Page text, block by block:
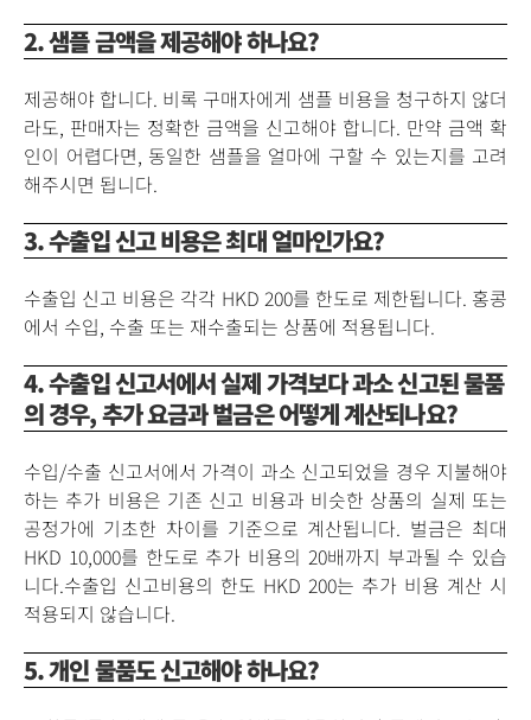
2. 샘플 금액을 제공해야 하나요?
제공해야 합니다. 비록 구매자에게 샘플 비용을 청구하지 않더
라도, 판매자는 정확한 금액을 신고해야 합니다. 만약 금액 확
인이 어렵다면, 동일한 샘플을 얼마에 구할 수 있는지를 고려
해주시면 됩니다.
3. 수출입 신고 비용은 최대 얼마인가요?
수출입 신고 비용은 각각 HKD 200를 한도로 제한됩니다. 홍콩
에서 수입, 수출 또는 재수출되는 상품에 적용됩니다.
4. 수출입 신고서에서 실제 가격보다 과소 신고된 물품
의 경우, 추가 요금과 벌금은 어떻게 계산되나요?
수입/수출 신고서에서 가격이 과소 신고되었을 경우 지불해야
하는 추가 비용은 기존 신고 비용과 비슷한 상품의 실제 또는
공정가에 기초한 차이를 기준으로 계산됩니다. 벌금은 최대
HKD 10,000를 한도로 추가 비용의 20배까지 부과될 수 있습
니다. ​수출입 신고비용의 한도 HKD 200는 추가 비용 계산 시
적용되지 않습니다.
5. 개인 물품도 신고해야 하나요?